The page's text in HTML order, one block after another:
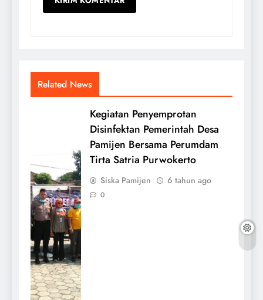
Related News
Kegiatan Penyemprotan
Disinfektan Pemerintah Desa
Pamijen Bersama Perumdam
Tirta Satria Purwokerto
Siska Pamijen 6 tahun ago
0